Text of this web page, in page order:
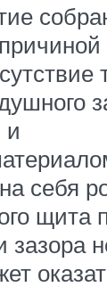
и
себя
щита